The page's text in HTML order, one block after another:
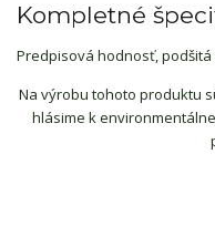
Kompletné
Predpisová hodnosť, podšitá
Na výrobu tohoto produktu
hlásime k